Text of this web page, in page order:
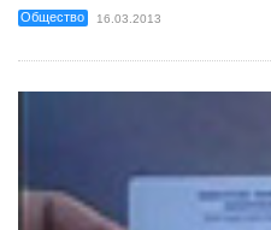
Общество 16.03.2013